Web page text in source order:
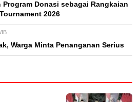
Program Donasi sebagai Rangkaian
2026
Warga Minta Penanganan Serius